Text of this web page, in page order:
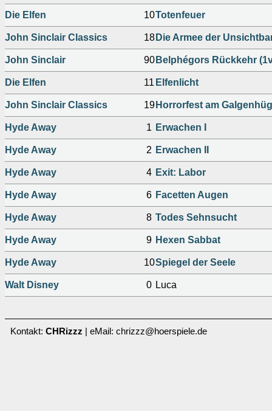
Die Elfen 10Totenfeuer
John Sinclair Classics 18 Die Armee der
John Sinclair 90 Belphégors Rückkehr
Die Elfen 11 Elfenlicht
John Sinclair Classics 19 Horrorfest am
Hyde Away 1 Erwachen I
Hyde Away 2 Erwachen II
Hyde Away 4 Exit: Labor
Hyde Away 6 Facetten Augen
Hyde Away 8 Todes Sehnsucht
Hyde Away 9 Hexen Sabbat
Hyde Away 10Spiegel der Seele
Walt Disney 0 Luca
Kontakt: CHRizzz | eMail: chrizzz@hoerspiele.de